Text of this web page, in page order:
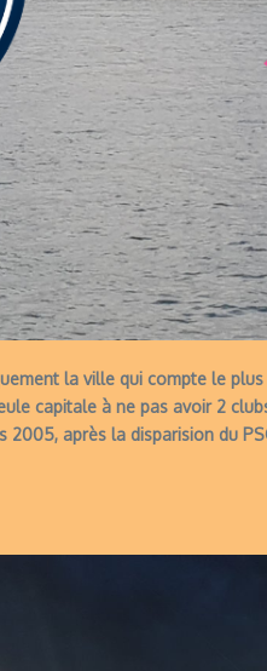
la ville qui compte le
capitale à ne pas avoir 2
après la disparision du